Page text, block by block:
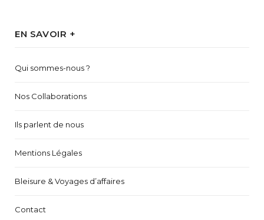
EN SAVOIR +
Qui sommes-nous ?
Nos Collaborations
Ils parlent de nous
Mentions Légales
Bleisure & Voyages d’affaires
Contact